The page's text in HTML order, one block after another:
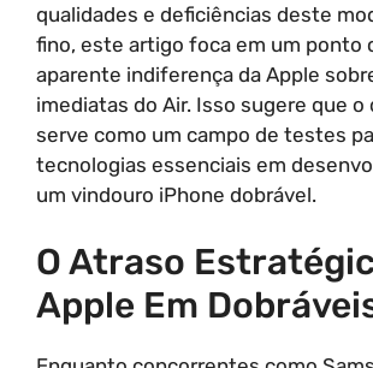
qualidades e deficiências deste
fino, este artigo foca em um ponto
aparente indiferença da Apple
imediatas do Air. Isso sugere que
serve como um campo de testes
tecnologias essenciais em
um vindouro iPhone dobrável.
O Atraso
Apple Em